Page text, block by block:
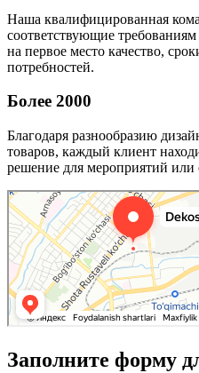
Наша квалифицированная
соответствующие
на первое место качество,
потребностей.
Более 2000
Благодаря разнообразию
товаров, каждый клиент
решение для мероприятий или
Заполните форму